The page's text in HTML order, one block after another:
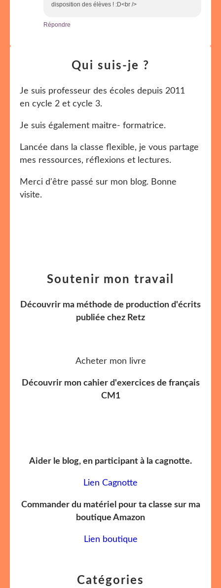
disposition des élèves ! :D<br />
Répondre
Catégories
Qui suis-je ?
Je suis professeur des écoles depuis 2011
en cycle 2 et cycle 3.
Je suis également maitre- formatrice.
Lancée dans la classe flexible, je vous partage
mes ressources, réflexions et lectures.
Merci d'être passé sur mon blog. Bonne
visite.
Soutenir mon travail
Découvrir ma méthode de production d'écrits
publiée chez Retz
Acheter mon livre
Découvrir mon cahier d'exercices de français
CM1
Aider le blog, en participant à la cagnotte.
Lien Cagnotte
Commander du matériel pour ta classe sur ma
boutique Amazon
Lien boutique